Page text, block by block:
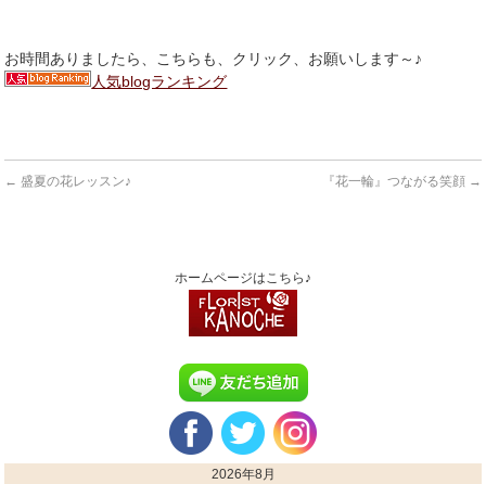
お時間ありましたら、こちらも、クリック、お願いします～♪
人気blogランキング
← 盛夏の花レッスン♪ 『花一輪』つながる笑顔 →
ホームページはこちら♪
2026年8月